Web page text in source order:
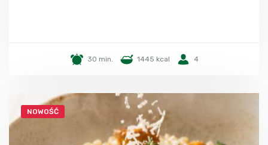
30 min. 1445 kcal 4
NOWOŚĆ